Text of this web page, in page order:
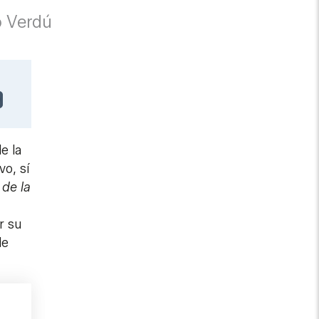
la
sí
la
su